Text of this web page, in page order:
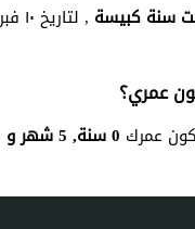
, لتاريخ ١٠ فبراير ٢٠٢٦ م.
0 سنة, 5 شهر و 25 يوم